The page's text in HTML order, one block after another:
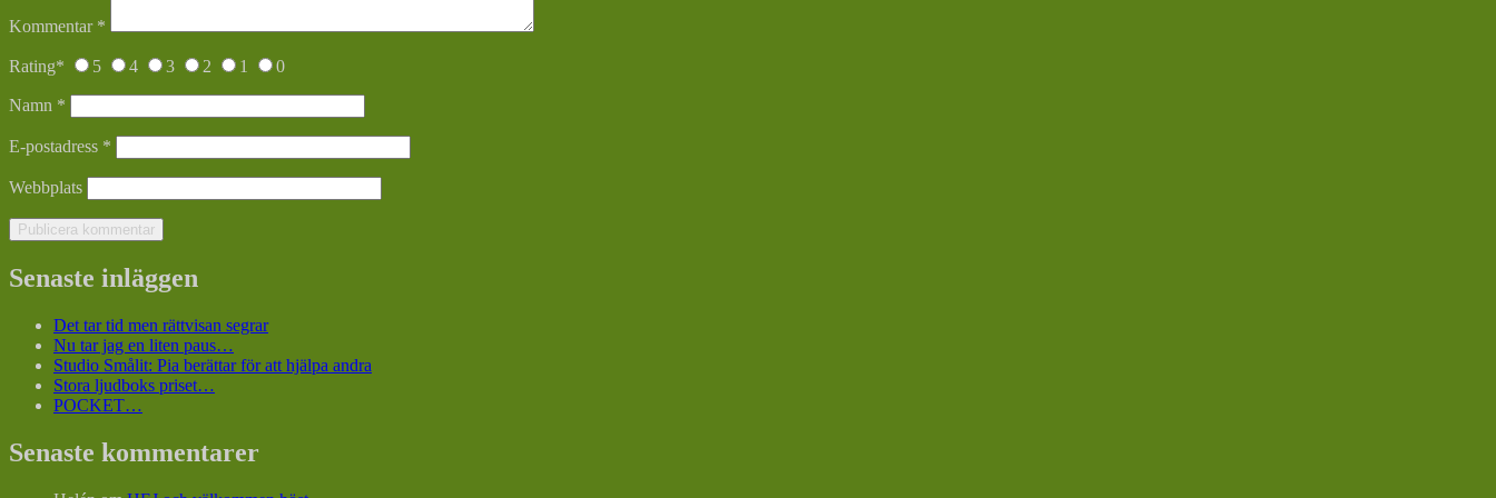
Kommentar *
Rating* 5 4 3 2 1 0
Namn *
E-postadress *
Webbplats
Senaste inläggen
Det tar tid men rättvisan segrar
Nu tar jag en liten paus…
Studio Smålit: Pia berättar för att hjälpa andra
Stora ljudboks priset…
POCKET…
Senaste kommentarer